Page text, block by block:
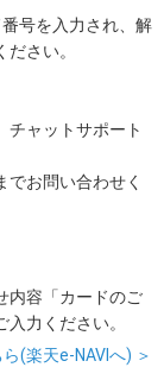
号を入力され、解
さい。
チャットサポート
お問い合わせく
内容「カードのご
力ください。
(楽天e-NAVIへ) ＞